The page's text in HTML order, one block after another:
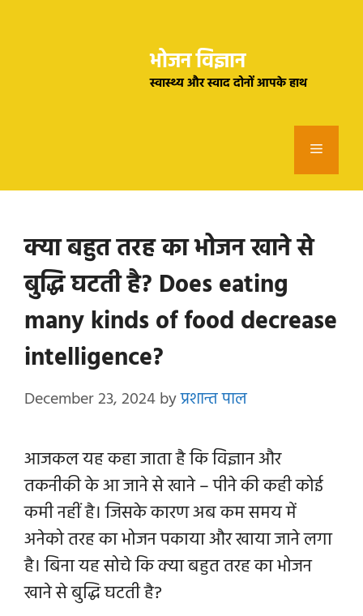
भोजन विज्ञान
स्वास्थ्य और स्वाद दोनों आपके हाथ
Menu
क्या बहुत तरह का भोजन खाने से
बुद्धि घटती है? Does eating
many kinds of food decrease
intelligence?
December 23, 2024byप्रशान्त पाल
आजकल यह कहा जाता है कि विज्ञान और
तकनीकी के आ जाने से खाने – पीने की कही कोई
कमी नहीं है। जिसके कारण अब कम समय में
अनेको तरह का भोजन पकाया और खाया जाने लगा
है। बिना यह सोचे कि क्या बहुत तरह का भोजन
खाने से बुद्धि घटती है?